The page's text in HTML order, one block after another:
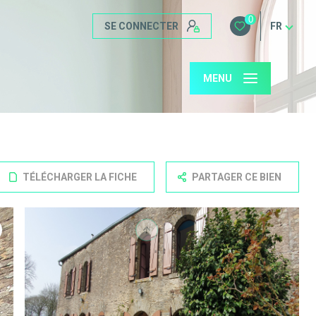
SE CONNECTER
0
FR
MENU
TÉLÉCHARGER LA FICHE PARTAGER CE BIEN